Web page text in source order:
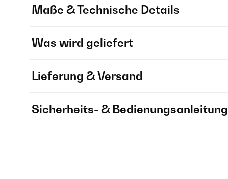
Maße & Technische Details
Was wird geliefert
Lieferung & Versand
Sicherheits- & Bedienungsanleitung